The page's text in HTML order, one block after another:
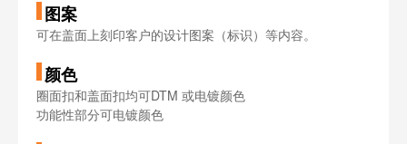
图案
可在盖面上刻印客户的设计图案（标识）等内容。
颜色
圈面扣和盖面扣均可DTM 或电镀颜色
功能性部分可电镀颜色